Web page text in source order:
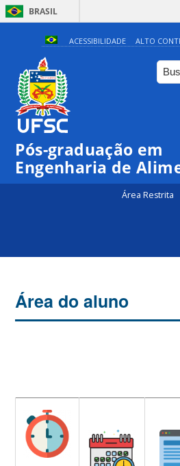
BRASIL
ACESSIBILIDADE ALTO
Pós-graduação em
Engenharia de
Área Restrita
Área do aluno